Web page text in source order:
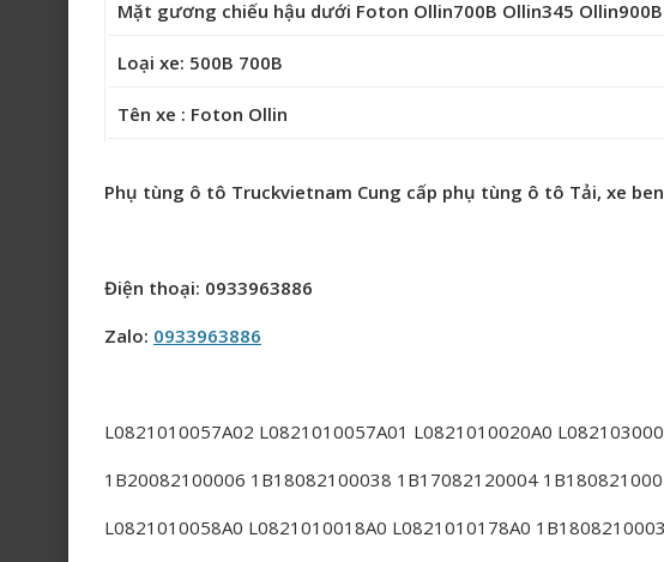
Mặt gương chiếu hậu dưới Foton Ollin700B Ollin345
Loại xe: 500B 700B
Tên xe : Foton Ollin
Phụ tùng ô tô Truckvietnam Cung cấp phụ tùng ô tô Tải, xe
Điện thoại: 0933963886
Zalo: 0933963886
L0821010057A02 L0821010057A01 L0821010020A0
1B20082100006 1B18082100038 1B17082120004
L0821010058A0 L0821010018A0 L0821010178A0